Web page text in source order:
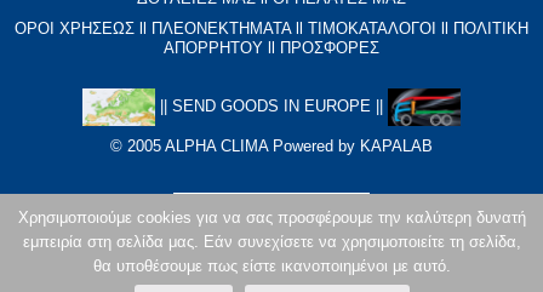
ΟΡΟΙ ΧΡΗΣΕΩΣ ll ΠΛΕΟΝΕΚΤΗΜΑΤΑll ΤΙΜΟΚΑΤΑΛΟΓΟΙ ll ΠΟΛΙΤΙΚΗ
ΑΠΟΡΡΗΤΟΥ ll ΠΡΟΣΦΟΡΕΣ
|| SEND GOODS IN EUROPE ||
© 2005 ALPHA CLIMA Powered by KAPALAB
Χρησιμοποιούμε cookies για να σας προσφέρουμε την καλύτερη δυνατή
εμπειρία στη σελίδα μας. Εάν συνεχίσετε να χρησιμοποιείτε τη σελίδα,
θα υποθέσουμε πως είστε ικανοποιημένοι με αυτό.